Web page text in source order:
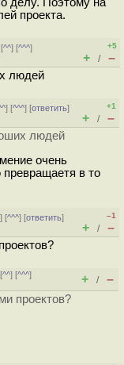
проекта.
^^] [^^^]
+5
+ / –
людей
] [^^^] [ответить]
+1
+ / –
людей
очень
в то
] [^^^] [ответить]
–1
+ / –
^^] [^^^]
+ / –
проектов?